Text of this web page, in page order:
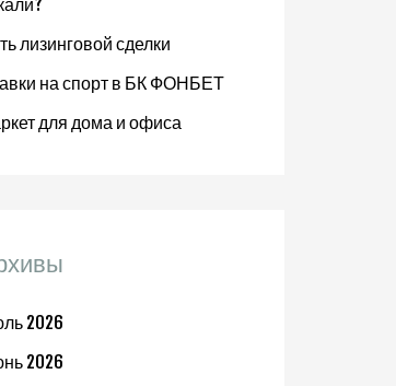
лизинговой сделки
на спорт в БК ФОНБЕТ
для дома и офиса
2026
2026